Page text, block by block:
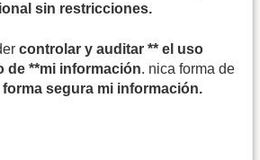
sin restricciones.
controlar y auditar ** el uso
de **mi información. nica forma de
segura mi información.